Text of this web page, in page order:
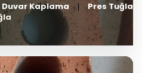
Duvar Kaplama
Pres Tuğla